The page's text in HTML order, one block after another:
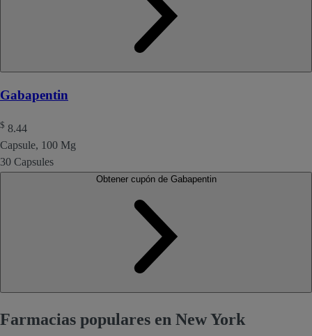
Gabapentin
$ 8.44
Capsule, 100 Mg
30 Capsules
Obtener cupón de Gabapentin
Farmacias populares en New York